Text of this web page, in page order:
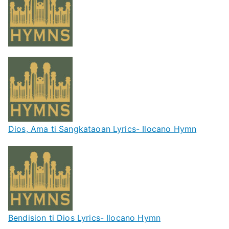
Dios, Ama ti Sangkataoan Lyrics- Ilocano Hymn
Bendision ti Dios Lyrics- Ilocano Hymn